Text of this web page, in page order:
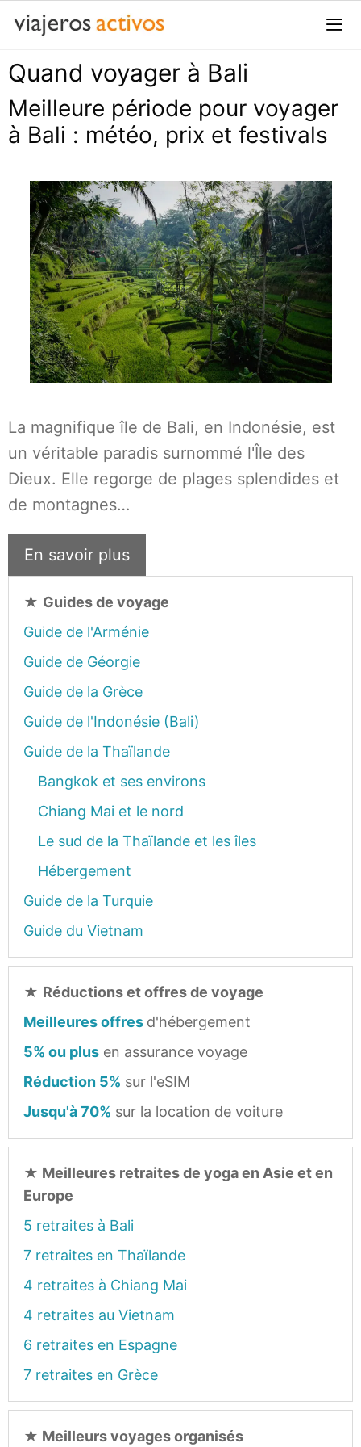
Passer
contenu
Quand voyager à Bali
Meilleure période pour voyager
à Bali : météo, prix et festivals
La magnifique île de Bali, en Indonésie, est
un véritable paradis surnommé l'Île des
Dieux. Elle regorge de plages splendides et
de montagnes…
En savoir plus
★ Guides de voyage
Guide de l'Arménie
Guide de Géorgie
Guide de la Grèce
Guide de l'Indonésie (Bali)
Guide de la Thaïlande
Bangkok et ses environs
Chiang Mai et le nord
Le sud de la Thaïlande et les îles
Hébergement
Guide de la Turquie
Guide du Vietnam
★ Réductions et offres de voyage
Meilleures offres d'hébergement
5% ou plus en assurance voyage
Réduction 5% sur l'eSIM
Jusqu'à 70% sur la location de voiture
★ Meilleures retraites de yoga en Asie et en
Europe
5 retraites à Bali
7 retraites en Thaïlande
4 retraites à Chiang Mai
4 retraites au Vietnam
6 retraites en Espagne
7 retraites en Grèce
★ Meilleurs voyages organisés